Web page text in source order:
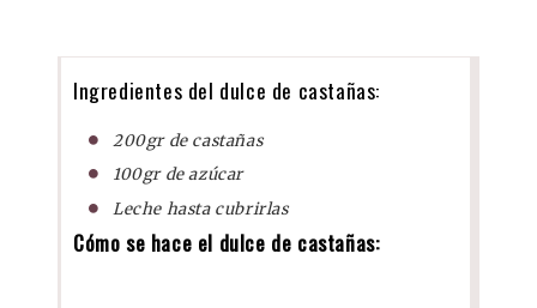
Ingredientes del dulce de castañas:
200gr de castañas
100gr de azúcar
Leche hasta cubrirlas
Cómo se hace el dulce de castañas: